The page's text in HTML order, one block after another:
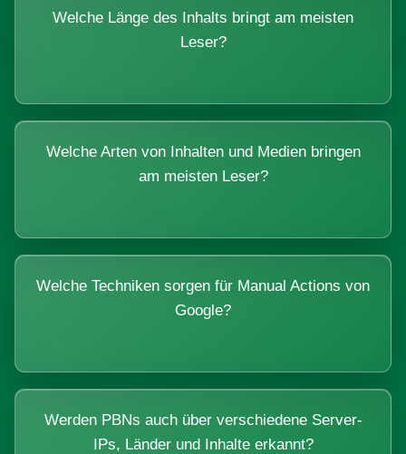
Welche Länge des Inhalts bringt am meisten
Leser?
Welche Arten von Inhalten und Medien bringen
am meisten Leser?
Welche Techniken sorgen für Manual Actions von
Google?
Werden PBNs auch über verschiedene Server-
IPs, Länder und Inhalte erkannt?